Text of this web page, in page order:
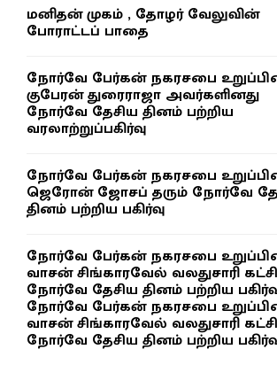
மனிதன் முகம் , தோழர் வேலுவின்
போராட்டப் பாதை
நோர்வே பேர்கன் நகரசபை
குபேரன் துரைராஜா அவர்களினது
நோர்வே தேசிய தினம் பற்றிய
வரலாற்றுப்பகிர்வு
நோர்வே பேர்கன் நகரசபை
ஜெரோன் ஜோசப் தரும் நோர்வே
தினம் பற்றிய பகிர்வு
நோர்வே பேர்கன் நகரசபை
வாசன் சிங்காரவேல் வலதுசாரி கட்சி
நோர்வே தேசிய தினம் பற்றிய
நோர்வே பேர்கன் நகரசபை
வாசன் சிங்காரவேல் வலதுசாரி கட்சி
நோர்வே தேசிய தினம் பற்றிய